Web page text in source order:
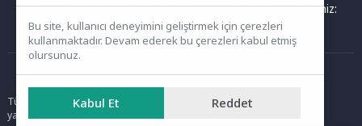
haberleri aşağıdaki iletişim kanallarından bize bildirebilirsiniz:
Ana Sayfa
Tüm hakları saklıdır. Sitede yer alan içerikler izinsiz kopyalanamaz,
yayımlanamaz ve kullanılamaz.
Bu site, kullanıcı deneyimini geliştirmek için çerezleri
kullanmaktadır. Devam ederek bu çerezleri kabul etmiş
olursunuz.
Kabul Et Reddet